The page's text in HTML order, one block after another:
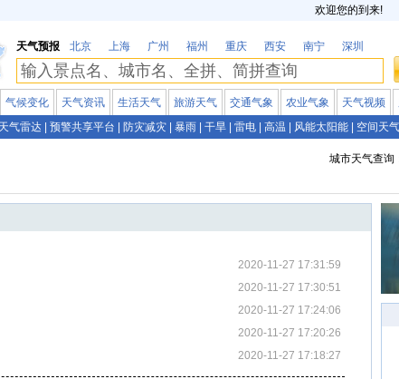
欢迎您的到来!
天气预报 北京 上海 广州 福州 重庆 西安 南宁 深圳
气候变化 天气资讯 生活天气 旅游天气 交通气象 农业气象 天气视频
天气雷达 预警共享平台 防灾减灾 暴雨 干旱 雷电 高温 风能太阳能 空间天气
城市天气查询
2020-11-27 17:31:59
2020-11-27 17:30:51
2020-11-27 17:24:06
2020-11-27 17:20:26
2020-11-27 17:18:27